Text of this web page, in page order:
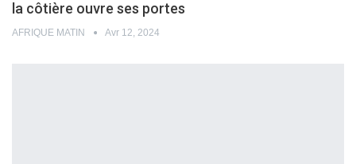
la côtière ouvre ses portes
AFRIQUE MATIN Avr 12, 2024